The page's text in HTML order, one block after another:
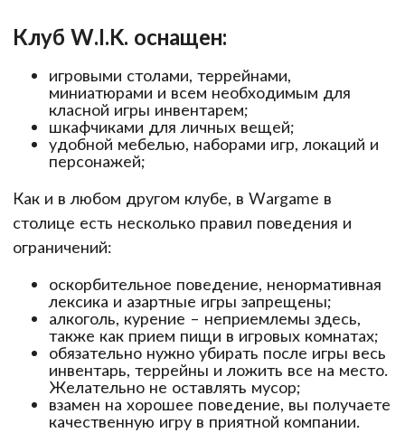
Клуб W.I.K. оснащен:
игровыми столами, террейнами,
миниатюрами и всем необходимым для
класной игры инвентарем;
шкафчиками для личных вещей;
удобной мебелью, наборами игр, локаций и
персонажей;
Как и в любом другом клубе, в Wargame в
столице есть несколько правил поведения и
ограничений:
оскорбительное поведение, ненормативная
лексика и азартные игры запрещены;
алкоголь, курение – неприемлемы здесь,
также как прием пищи в игровых комнатах;
обязательно нужно убирать после игры весь
инвентарь, террейны и ложить все на место.
Желательно не оставлять мусор;
взамен на хорошее поведение, вы получаете
качественную игру в приятной компании.